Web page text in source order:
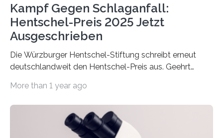
Kampf Gegen Schlaganfall:
Hentschel-Preis 2025 Jetzt
Ausgeschrieben
Die Würzburger Hentschel-Stiftung schreibt erneut
deutschlandweit den Hentschel-Preis aus. Geehrt
hochrangige wissenschaftliche Publikation zum Thema
Schlaganfall“ mit Sitz in Würzburg fördert die
Schlaganfallforschung, um die Behandlung der
More than 1 year ago